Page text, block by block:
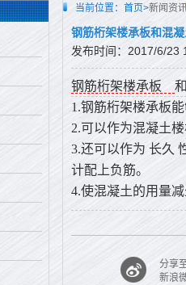
当前位置： 首页>新闻资
钢筋桁架楼承板和混
发布时间：2017/6/23
钢筋桁架楼承板
1.钢筋桁架楼承板
2.可以作为混凝土
3.还可以作为 长久
计配上负筋。
4.使混凝土的用量
分享
新浪